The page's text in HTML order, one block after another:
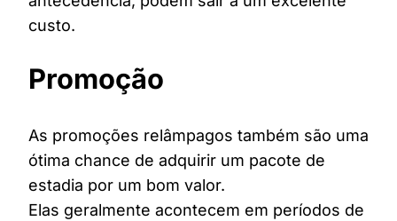
custo.
Promoção
As promoções relâmpagos também são uma
ótima chance de adquirir um pacote de
estadia por um bom valor.
Elas geralmente acontecem em períodos de